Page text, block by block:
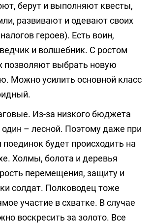
берут и выполняют квесты,
развивают и одевают своих
героев). Есть воин,
и волшебник. С ростом
позволяют выбрать новую
Можно усилить основной класс
Из-за низкого бюджета
один – лесной. Поэтому даже при
поединок будет происходить на
Холмы, болота и деревья
перемещения, защиту и
солдат. Полководец тоже
участие в схватке. В случае
воскресить за золото. Все